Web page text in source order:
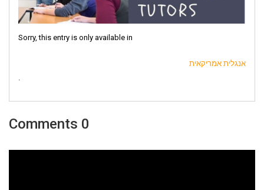
Sorry, this entry is only available in
אנגלית אמריקאית
.
0 Comments